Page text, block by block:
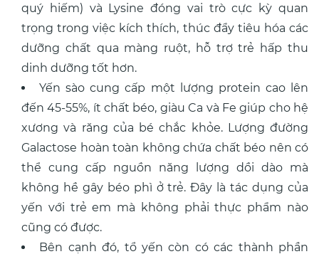
quý hiếm) và Lysine đóng vai trò cực kỳ quan
trọng trong việc kích thích, thúc đẩy tiêu hóa các
dưỡng chất qua màng ruột, hỗ trợ trẻ hấp thu
dinh dưỡng tốt hơn.
Yến sào cung cấp một lượng protein cao lên
đến 45-55%, ít chất béo, giàu Ca và Fe giúp cho hệ
xương và răng của bé chắc khỏe. Lượng đường
Galactose hoàn toàn không chứa chất béo nên có
thể cung cấp nguồn năng lượng dồi dào mà
không hề gây béo phì ở trẻ. Đây là tác dụng của
yến với trẻ em mà không phải thực phẩm nào
cũng có được.
Bên cạnh đó, tổ yến còn có các thành phần